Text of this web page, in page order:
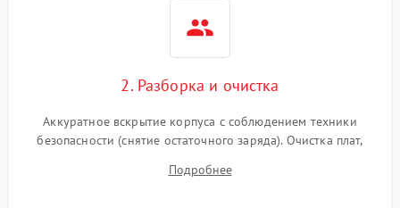
2. Разборка и очистка
Аккуратное вскрытие корпуса с соблюдением техники
безопасности (снятие остаточного заряда). Очистка плат,
и кистей для предотвращения перегрева и замыканий.
Подробнее